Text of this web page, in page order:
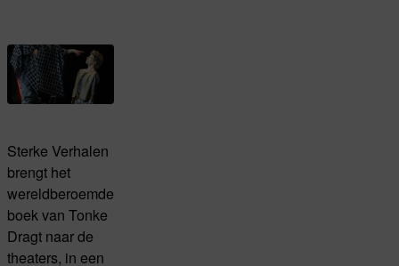
Sterke Verhalen
brengt het
wereldberoemde
boek van Tonke
Dragt naar de
theaters, in een